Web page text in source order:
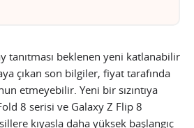
tanıtması beklenen yeni katlanabilir
çıkan son bilgiler, fiyat tarafında
etmeyebilir. Yeni bir sızıntıya
8 serisi ve Galaxy Z Flip 8
kıyasla daha yüksek başlangıç